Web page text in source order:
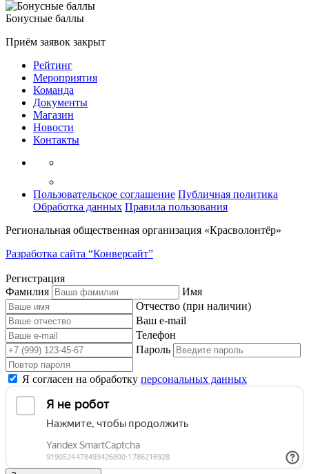
Бонусные баллы
Приём заявок закрыт
Рейтинг
Мероприятия
Команда
Документы
Магазин
Новости
Контакты
Пользовательское соглашение Публичная политика
Обработка данных Правила пользования
Региональная общественная организация «Красволонтёр»
Разработка сайта “Конверсайт”
Регистрация
Фамилия
Имя
Отчество (при наличии)
Ваш e-mail
Телефон
Пароль
Я согласен на обработку персональных данных